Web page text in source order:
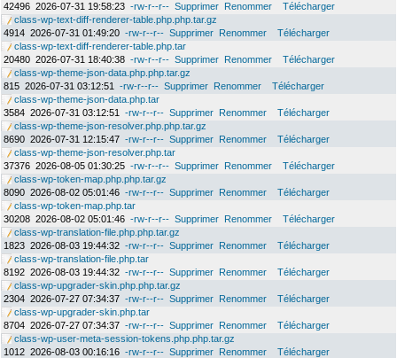
42496 2026-07-31 19:58:23 -rw-r--r-- Supprimer Renommer
Télécharger
class-wp-text-diff-renderer-table.php.php.tar.gz
4914 2026-07-31 01:49:20 -rw-r--r-- Supprimer Renommer
Télécharger
class-wp-text-diff-renderer-table.php.tar
20480 2026-07-31 18:40:38 -rw-r--r-- Supprimer Renommer
Télécharger
class-wp-theme-json-data.php.php.tar.gz
815 2026-07-31 03:12:51 -rw-r--r-- Supprimer Renommer
Télécharger
class-wp-theme-json-data.php.tar
3584 2026-07-31 03:12:51 -rw-r--r-- Supprimer Renommer
Télécharger
class-wp-theme-json-resolver.php.php.tar.gz
8690 2026-07-31 12:15:47 -rw-r--r-- Supprimer Renommer
Télécharger
class-wp-theme-json-resolver.php.tar
37376 2026-08-05 01:30:25 -rw-r--r-- Supprimer Renommer
Télécharger
class-wp-token-map.php.php.tar.gz
8090 2026-08-02 05:01:46 -rw-r--r-- Supprimer Renommer
Télécharger
class-wp-token-map.php.tar
30208 2026-08-02 05:01:46 -rw-r--r-- Supprimer Renommer
Télécharger
class-wp-translation-file.php.php.tar.gz
1823 2026-08-03 19:44:32 -rw-r--r-- Supprimer Renommer
Télécharger
class-wp-translation-file.php.tar
8192 2026-08-03 19:44:32 -rw-r--r-- Supprimer Renommer
Télécharger
class-wp-upgrader-skin.php.php.tar.gz
2304 2026-07-27 07:34:37 -rw-r--r-- Supprimer Renommer
Télécharger
class-wp-upgrader-skin.php.tar
8704 2026-07-27 07:34:37 -rw-r--r-- Supprimer Renommer
Télécharger
class-wp-user-meta-session-tokens.php.php.tar.gz
1012 2026-08-03 00:16:16 -rw-r--r-- Supprimer Renommer
Télécharger